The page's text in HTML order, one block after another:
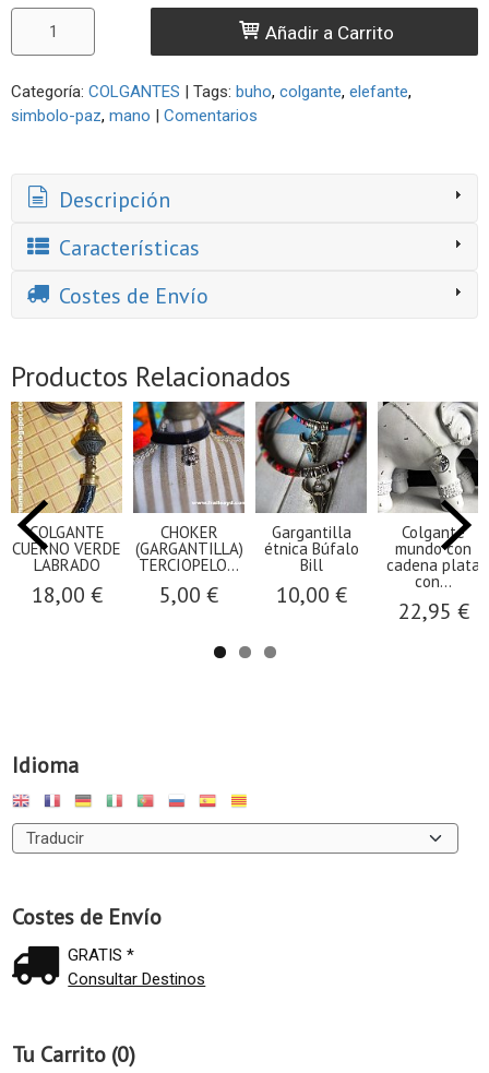
Idioma
Costes de Envío
GRATIS *
Consultar Destinos
Tu Carrito (0)
Añadir a Carrito
Categoría: COLGANTES | Tags: buho colgante elefante
simbolo-paz mano | Comentarios
Descripción
Características
Costes de Envío
Productos Relacionados
COLGANTE
CUERNO VERDE
LABRADO
18,00 €
CHOKER
(GARGANTILLA)
TERCIOPELO...
5,00 €
Gargantilla
étnica Búfalo
Bill
10,00 €
Colgante
mundo con
cadena plata
con...
22,95 €